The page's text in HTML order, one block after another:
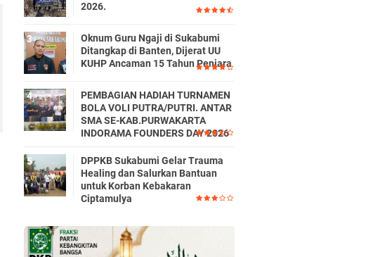
2026.
Oknum Guru Ngaji di Sukabumi
Ditangkap di Banten, Dijerat UU
KUHP Ancaman 15 Tahun Penjara
PEMBAGIAN HADIAH TURNAMEN
BOLA VOLI PUTRA/PUTRI. ANTAR
SMA SE-KAB.PURWAKARTA
INDORAMA FOUNDERS DAY 2026
DPPKB Sukabumi Gelar Trauma
Healing dan Salurkan Bantuan
untuk Korban Kebakaran
Ciptamulya